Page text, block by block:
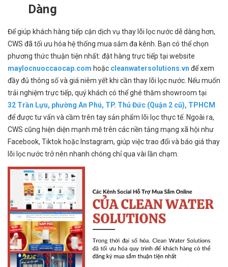
Dàng
Để giúp khách hàng tiếp cận dịch vụ thay lõi lọc nước dễ dàng hơn,
CWS đã tối ưu hóa hệ thống mua sắm đa kênh. Bạn có thể chọn
phương thức thuận tiện nhất: đặt hàng trực tiếp tại website
maylocnuoccaocap.com hoặc cleanwatersolutions.vn để xem
đầy đủ thông số và giá niêm yết khi cần thay lõi lọc nước. Nếu muốn
trải nghiệm trực tiếp, quý khách có thể ghé thăm showroom tại
32 Trần Lựu, phường An Phú, TP. Thủ Đức (Quận 2 cũ), TPHCM
để được tư vấn và cầm trên tay sản phẩm lõi lọc thực tế. Ngoài ra,
CWS cũng hiện diện mạnh mẽ trên các nền tảng mạng xã hội như
Facebook, Tiktok hoặc Instagram, giúp việc trao đổi và báo giá thay
lõi lọc nước trở nên nhanh chóng chỉ qua vài lần chạm.